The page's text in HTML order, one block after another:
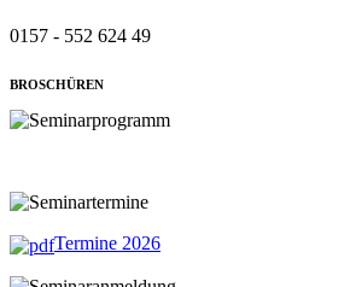
0157 - 552 624 49
BROSCHÜREN
Termine 2026